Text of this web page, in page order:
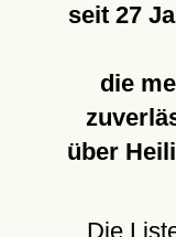
seit 27
die
über
Die